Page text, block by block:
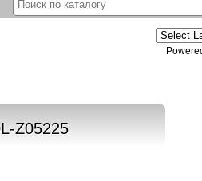
лыж установка
Z05225